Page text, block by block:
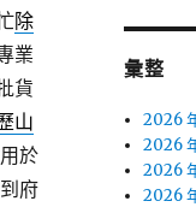
除
業
貨
山
於
府
彙整
2026
2026
2026
2026